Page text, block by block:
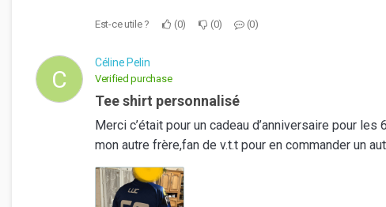
Est-ce utile ? 0 0 0
C
Céline Pelin
Verified purchase
Tee shirt personnalisé
Merci c’était pour un cadeau d’anniversaire pour
mon autre frère,fan de v.t.t pour en commander un